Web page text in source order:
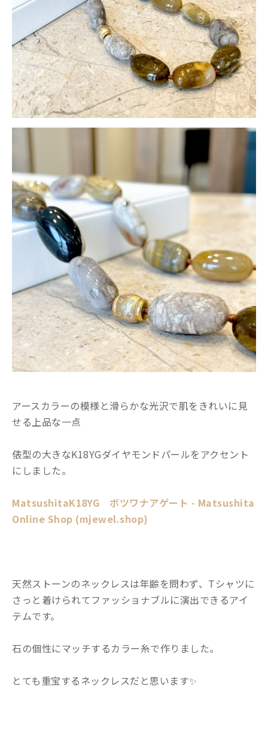
アースカラーの模様と滑らかな光沢で肌をきれいに見
せる上品な一点
俵型の大きなK18YGダイヤモンドパールをアクセント
にしました。
MatsushitaK18YG ボツワナアゲート - Matsushita
Online Shop (mjewel.shop)
天然ストーンのネックレスは年齢を問わず、Tシャツに
さっと着けられてファッショナブルに演出できるアイ
テムです。
石の個性にマッチするカラー糸で作りました。
とても重宝するネックレスだと思います✨